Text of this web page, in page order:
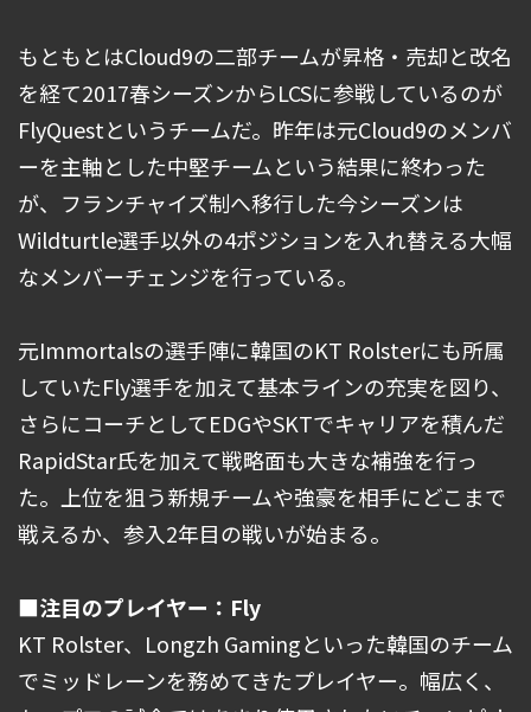
もともとはCloud9の二部チームが昇格・売却と改名
を経て2017春シーズンからLCSに参戦しているのが
FlyQuestというチームだ。昨年は元Cloud9のメンバ
ーを主軸とした中堅チームという結果に終わった
が、フランチャイズ制へ移行した今シーズンは
Wildturtle選手以外の4ポジションを入れ替える大幅
なメンバーチェンジを行っている。
元Immortalsの選手陣に韓国のKT Rolsterにも所属
していたFly選手を加えて基本ラインの充実を図り、
さらにコーチとしてEDGやSKTでキャリアを積んだ
RapidStar氏を加えて戦略面も大きな補強を行っ
た。上位を狙う新規チームや強豪を相手にどこまで
戦えるか、参入2年目の戦いが始まる。
■注目のプレイヤー：Fly
KT Rolster、Longzh Gamingといった韓国のチーム
でミッドレーンを務めてきたプレイヤー。幅広く、